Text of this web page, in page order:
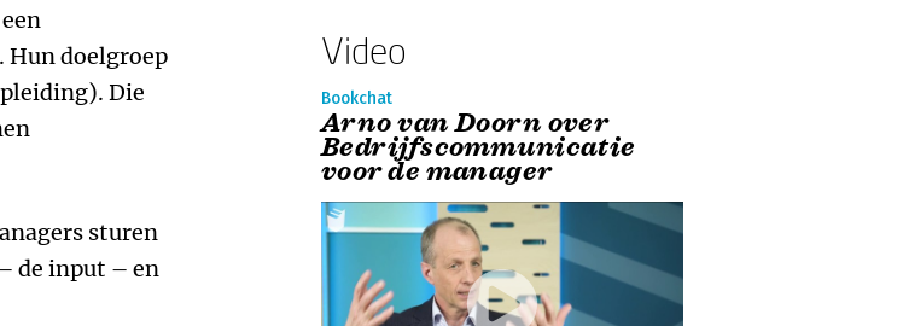
Hun doelgroep
Die
sturen
de input – en
Video
Bookchat
Arno van Doorn over
Bedrijfscommunicatie
voor de manager